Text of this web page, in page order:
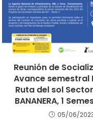
Reunión de
Avance semestral
Ruta del sol
BANANERA, 1
05/06/